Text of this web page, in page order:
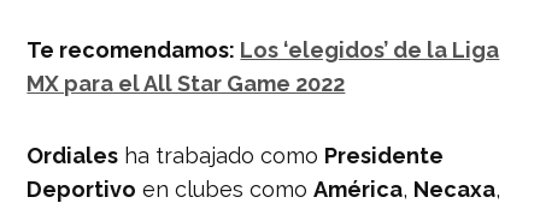
Te recomendamos: Los ‘elegidos’ de la Liga
MX para el All Star Game 2022
Ordiales ha trabajado como Presidente
Deportivo en clubes comoAmérica, Necaxa,